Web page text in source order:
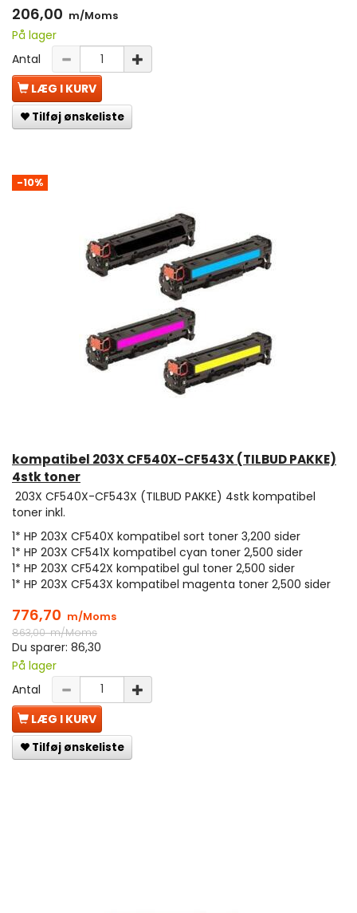
206,00 m/Moms
På lager
Antal
LÆG I KURV
Tilføj ønskeliste
-10%
kompatibel 203X CF540X-CF543X (TILBUD PAKKE)
4stk toner
203X CF540X-CF543X (TILBUD PAKKE) 4stk kompatibel
toner inkl.
1* HP 203X CF540X kompatibel sort toner 3,200 sider
1* HP 203X CF541X kompatibel cyan toner 2,500 sider
1* HP 203X CF542X kompatibel gul toner 2,500 sider
1* HP 203X CF543X kompatibel magenta toner 2,500 sider
776,70 m/Moms
863,00m/Moms
Du sparer: 86,30
På lager
Antal
LÆG I KURV
Tilføj ønskeliste